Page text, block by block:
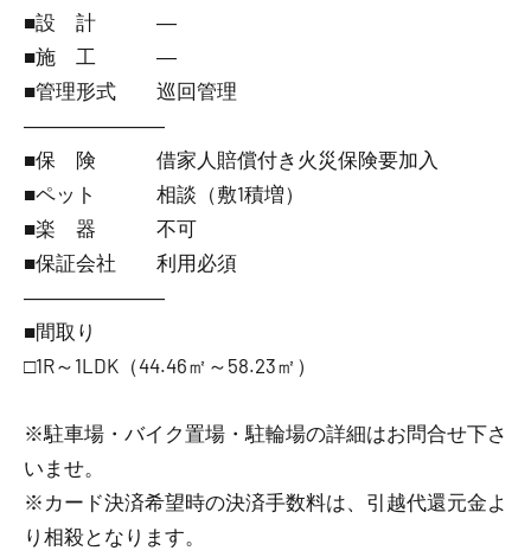
■設 計 ―
■施 工 ―
■管理形式 巡回管理
―――――――
■保 険 借家人賠償付き火災保険要加入
■ペット 相談（敷1積増）
■楽 器 不可
■保証会社 利用必須
―――――――
■間取り
□1R～1LDK（44.46㎡～58.23㎡）
※駐車場・バイク置場・駐輪場の詳細はお問合せ下さ
いませ。
※カード決済希望時の決済手数料は、引越代還元金よ
り相殺となります。